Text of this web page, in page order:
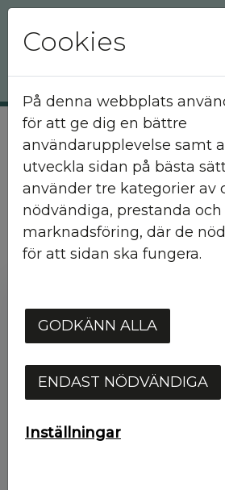
Hem Mina sidor
Mina
Mobilt BankID
Starta Mobilt
Mobilt BankId på
Cookies
På denna webbplats
för att ge dig en bättre
användarupplevelse samt
utveckla sidan på bästa
använder tre kategorier av
nödvändiga, prestanda och
marknadsföring, där de
för att sidan ska fungera.
GODKÄNN ALLA
ENDAST NÖDVÄNDIGA
Inställningar